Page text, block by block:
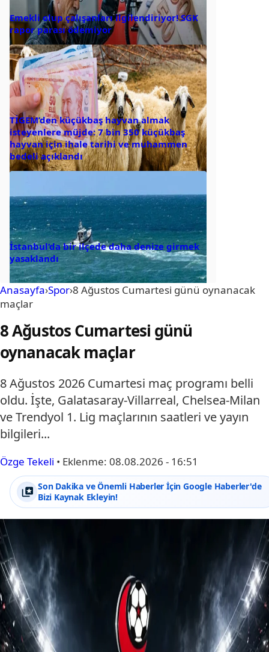
Emekli olup çalışanları ilgilendiriyor! SGK
rapor parası ödemiyor
TİGEM’den küçükbaş hayvan almak
isteyenlere müjde: 7 bin 350 küçükbaş
hayvan için ihale tarihi ve muhammen
bedeli açıklandı
İstanbul’da bir ilçede daha denize girmek
yasaklandı
Anasayfa›Spor›8 Ağustos Cumartesi günü oynanacak
maçlar
8 Ağustos Cumartesi günü
oynanacak maçlar
8 Ağustos 2026 Cumartesi maç programı belli
oldu. İşte, Galatasaray-Villarreal, Chelsea-Milan
ve Trendyol 1. Lig maçlarının saatleri ve yayın
bilgileri...
Özge Tekeli • Eklenme: 08.08.2026 - 16:51
Son Dakika ve Önemli Haberler İçin Google Haberler'de
Bizi Kaynak Ekleyin!